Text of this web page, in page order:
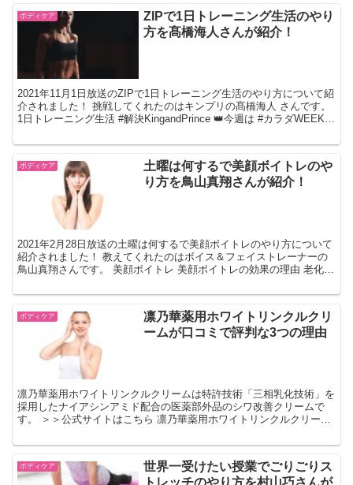
ボディケア
ZIPで1日トレーニング生活のやり
方を髙橋海人さんが紹介！
2021年11月1日放送のZIPで1日トレーニング生活のやり方について紹
介されました！ 挑戦してくれたのはキンプリの髙橋海人 さんです。
1日トレーニング生活 #解決KingandPrince 👑今週は #カラダWEEK
ボディケア
土曜は何するで美顔ボイトレのや
り方を鳥山真翔さんが紹介！
2021年2月28日放送の土曜は何するで美顔ボイトレのやり方について
紹介されました！ 教えてくれたのはボイス＆フェイストレーナーの
鳥山真翔さんです。 美顔ボイトレ 美顔ボイトレの効果の理由 老化の
ボディケア
凛乃華薬用ホワイトリンクルクリ
ームが口コミで評判な3つの理由
凛乃華薬用ホワイトリンクルクリームは特許技術「三相乳化技術」を
採用したナイアシンアミド配合の医薬部外品のシワ改善クリームで
す。 ＞＞公式サイトはこちら 凛乃華薬用ホワイトリンクルクリーム
ボディケア
世界一受けたい授業でごりごりス